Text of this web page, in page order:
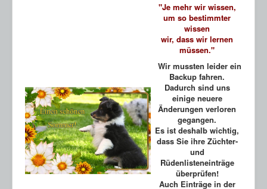
"Je mehr wir wissen,
um so bestimmter
wissen
wir, dass wir lernen
müssen."
Wir mussten leider ein
Backup fahren.
Dadurch sind uns
einige neuere
Änderungen verloren
gegangen.
Es ist deshalb wichtig,
dass Sie ihre Züchter-
und
Rüdenlisteneinträge
überprüfen!
Auch Einträge in der